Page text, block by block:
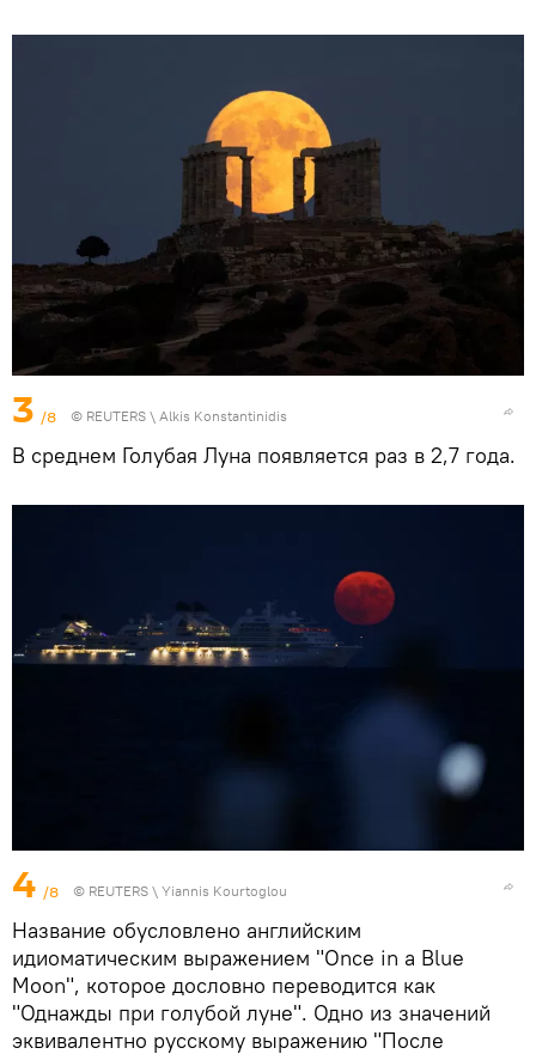
3 /8 © REUTERS \ Alkis Konstantinidis
В среднем Голубая Луна появляется раз в 2,7 года.
4 /8 © REUTERS \ Yiannis Kourtoglou
Название обусловлено английским
идиоматическим выражением "Once in a Blue
Moon", которое дословно переводится как
"Однажды при голубой луне". Одно из значений
эквивалентно русскому выражению "После